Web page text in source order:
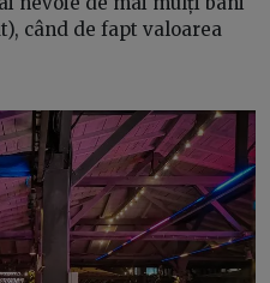
când de fapt valoarea